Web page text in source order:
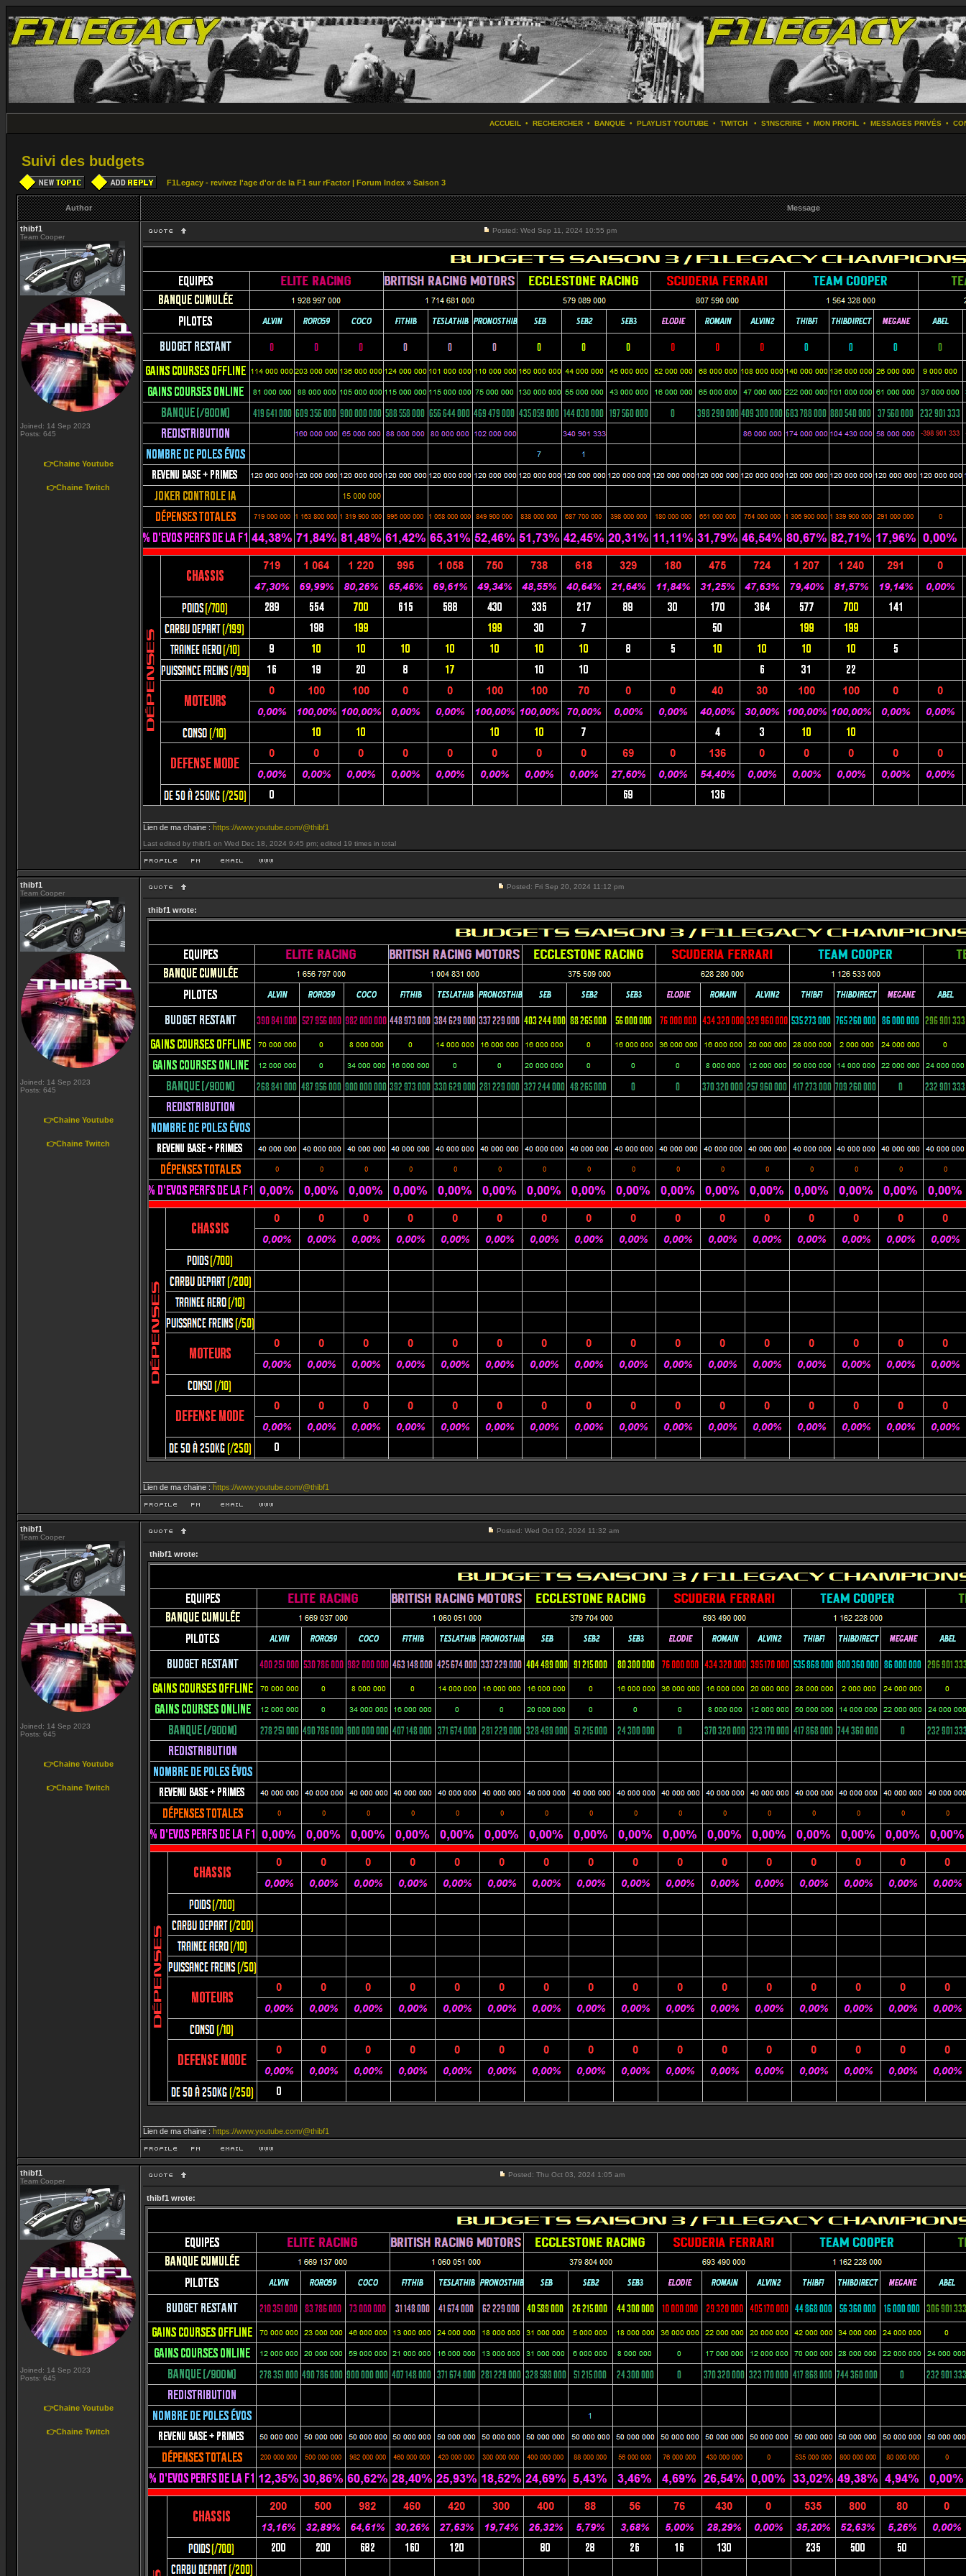
ACCUEIL • RECHERCHER• BANQUE • PLAYLIST YOUTUBE • TWITCH• S'INSCRIRE • MON PROFIL • MESSAGES PRIVÉS•
Suivi des budgets
F1Legacy - revivez l'age d'or de la F1 sur rFactor | Forum Index » Saison 3
Author Message
thibf1
Team Cooper
Joined: 14 Sep 2023
Posts: 645
👉Chaine Youtube
👉Chaine Twitch
Posted: Wed Sep 11, 2024 10:55 pm
Lien de ma chaine : https://www.youtube.com/@thibf1
Last edited by thibf1 on Wed Dec 18, 2024 9:45 pm; edited 19 times in total
thibf1
Team Cooper
Joined: 14 Sep 2023
Posts: 645
👉Chaine Youtube
👉Chaine Twitch
Posted: Fri Sep 20, 2024 11:12 pm
thibf1 wrote:
Lien de ma chaine : https://www.youtube.com/@thibf1
thibf1
Team Cooper
Joined: 14 Sep 2023
Posts: 645
👉Chaine Youtube
👉Chaine Twitch
Posted: Wed Oct 02, 2024 11:32 am
thibf1 wrote:
Lien de ma chaine : https://www.youtube.com/@thibf1
thibf1
Team Cooper
Joined: 14 Sep 2023
Posts: 645
👉Chaine Youtube
👉Chaine Twitch
Posted: Thu Oct 03, 2024 1:05 am
thibf1 wrote: